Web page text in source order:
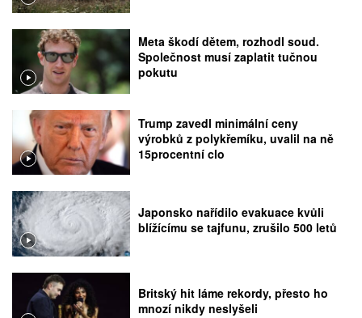
Meta škodí dětem, rozhodl soud.
Společnost musí zaplatit tučnou
pokutu
Trump zavedl minimální ceny
výrobků z polykřemíku, uvalil na ně
15procentní clo
Japonsko nařídilo evakuace kvůli
blížícímu se tajfunu, zrušilo 500 letů
Britský hit láme rekordy, přesto ho
mnozí nikdy neslyšeli